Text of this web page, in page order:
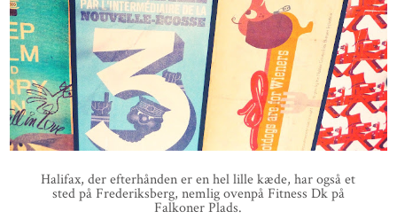
Halifax, der efterhånden er en hel lille kæde, har også et
sted på Frederiksberg, nemlig ovenpå Fitness Dk på
Falkoner Plads.